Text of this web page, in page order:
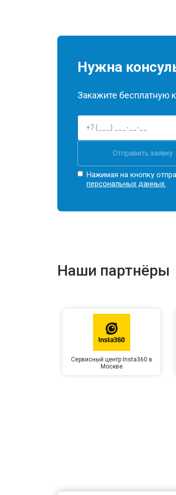
Нужна
Закажите бесплатную
Отправить заявку
Нажимая на кнопку
персональных данных.
Наши партнёры
Сервисный центр Insta360 в
Москве